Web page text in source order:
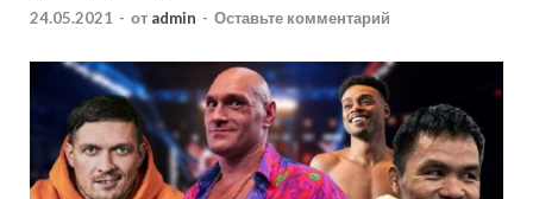
24.05.2021 - от admin - Оставьте комментарий